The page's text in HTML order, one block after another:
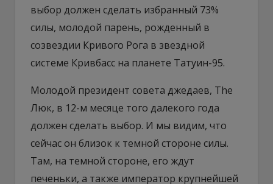
выбор должен сделать избранный 73%
силы, молодой парень, рожденный в
созвездии Кривого Рога в звездной
системе Кривбасс на планете Татуин-95.
Молодой президент совета джедаев, The
Люк, в 12-м месяце того далекого года
должен сделать выбор. И мы видим, что
сейчас он близок к темной стороне силы.
Там, на темной стороне, его ждут
печеньки, а также император крупнейшей